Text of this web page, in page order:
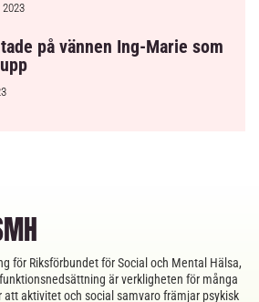
på vännen Ing-Marie som
för Riksförbundet för Social och Mental Hälsa,
är verkligheten för många
att aktivitet och social samvaro främjar psykisk